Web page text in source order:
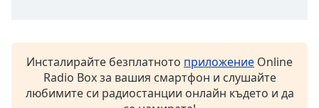
Инсталирайте безплатното приложение Online
Radio Box за вашия смартфон и слушайте
любимите си радиостанции онлайн където и да